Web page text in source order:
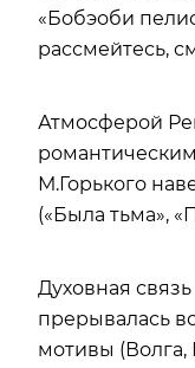
«Бобэоби
рассмейтесь,
Атмосферой
М.Горького
(«Была тьма»,
Духовная
прерывалась
мотивы (Волга,